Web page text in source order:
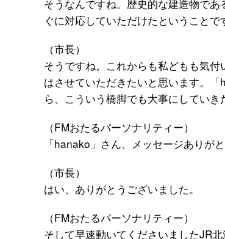
そうなんですね。歴史的な建造物で
ぐに対応していただけたということで
（市長）
そうですね。これからも私どもも気
はさせていただきたいと思います。
ら、こういう橋脚でも大事にしていき
（FMおたるパーソナリティー）
「hanako」さん、メッセージありが
（市長）
はい、ありがとうございました。
（FMおたるパーソナリティー）
そして早速動いてくださいましたJR